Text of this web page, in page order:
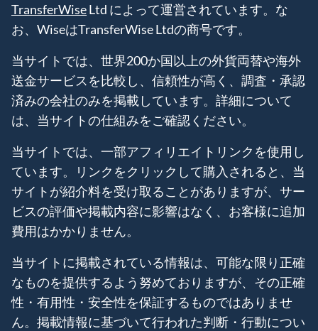
TransferWiseLtd によって運営されています。な
お、WiseはTransferWise Ltdの商号です。
当サイトでは、世界200か国以上の外貨両替や海外
送金サービスを比較し、信頼性が高く、調査・承認
済みの会社のみを掲載しています。詳細について
は、当サイトの仕組みをご確認ください。
当サイトでは、一部アフィリエイトリンクを使用し
ています。リンクをクリックして購入されると、当
サイトが紹介料を受け取ることがありますが、サー
ビスの評価や掲載内容に影響はなく、お客様に追加
費用はかかりません。
当サイトに掲載されている情報は、可能な限り正確
なものを提供するよう努めておりますが、その正確
性・有用性・安全性を保証するものではありませ
ん。掲載情報に基づいて行われた判断・行動につい